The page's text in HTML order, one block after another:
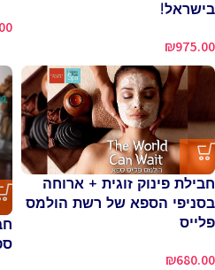
בישראל!
₪975.00
חבילת פינוק זוגית + ארוחה
בסניפי הספא של רשת הולמס
פלייס
₪680.00